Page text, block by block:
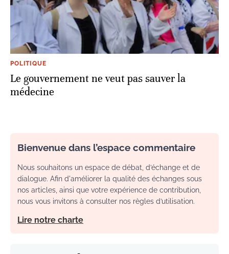
POLITIQUE
Le gouvernement ne veut pas sauver la
médecine
Bienvenue dans l’espace commentaire
Nous souhaitons un espace de débat, d’échange et de
dialogue. Afin d'améliorer la qualité des échanges sous
nos articles, ainsi que votre expérience de contribution,
nous vous invitons à consulter nos règles d’utilisation.
Lire notre charte